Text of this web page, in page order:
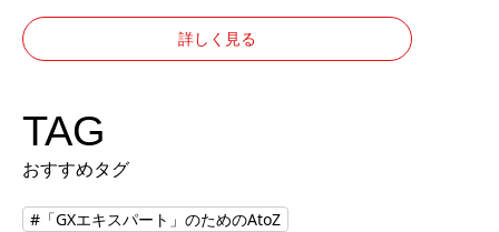
詳しく見る
TAG
おすすめタグ
#「GXエキスパート」のためのAtoZ